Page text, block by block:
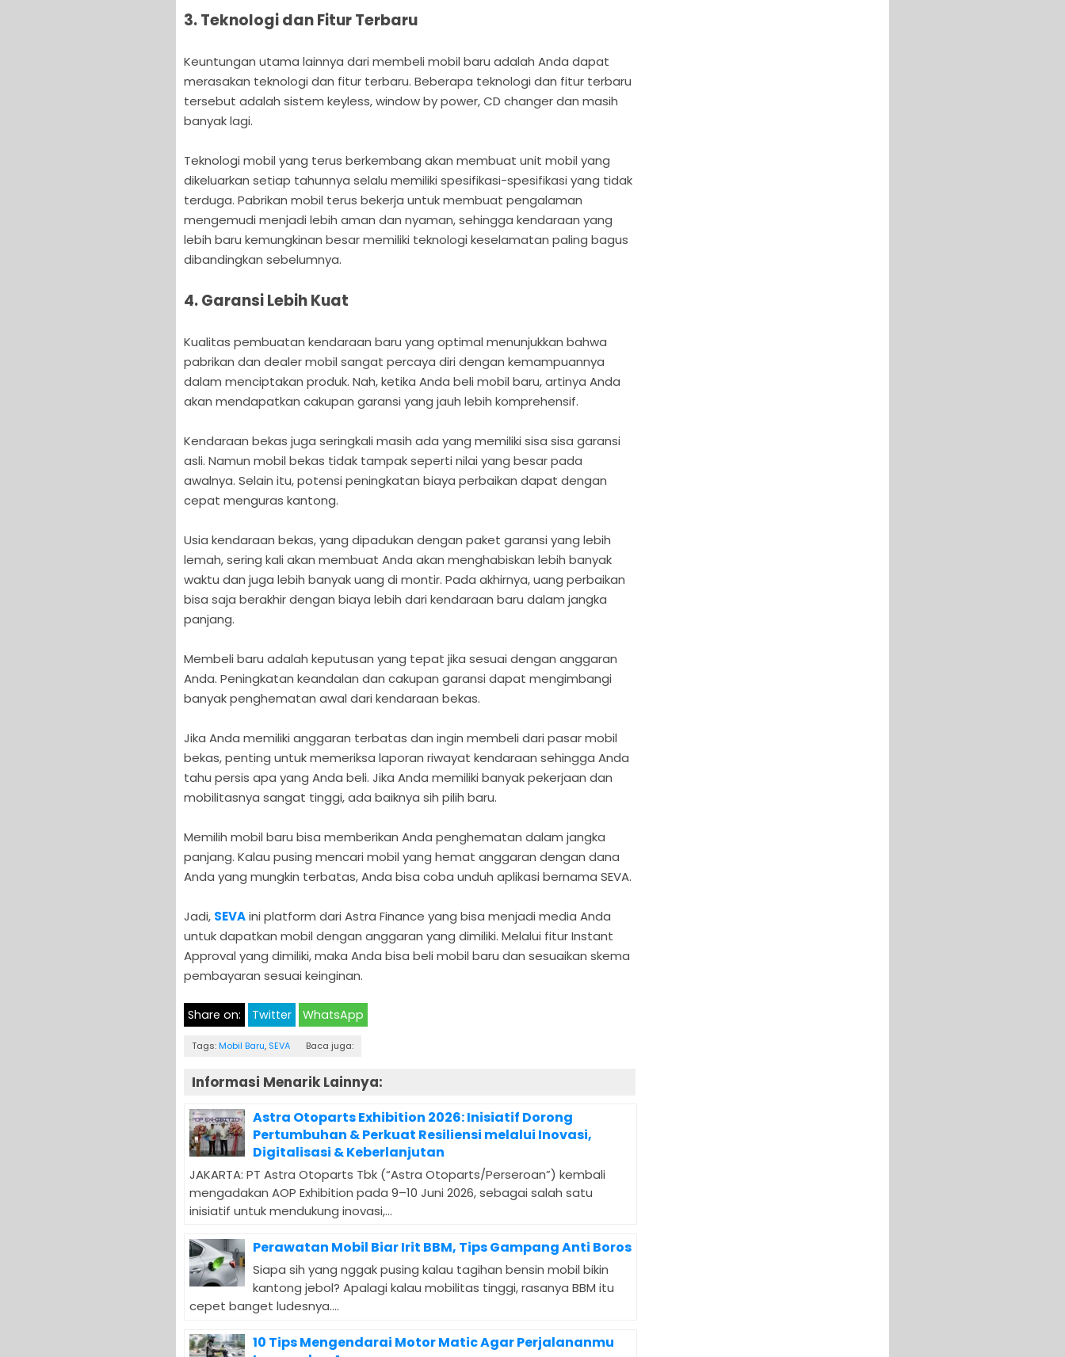
3. Teknologi dan Fitur Terbaru
Keuntungan utama lainnya dari membeli mobil baru adalah Anda dapat
merasakan teknologi dan fitur terbaru. Beberapa teknologi dan fitur terbaru
tersebut adalah sistem keyless, window by power, CD changer dan masih
banyak lagi.
Teknologi mobil yang terus berkembang akan membuat unit mobil yang
dikeluarkan setiap tahunnya selalu memiliki spesifikasi-spesifikasi yang tidak
terduga. Pabrikan mobil terus bekerja untuk membuat pengalaman
mengemudi menjadi lebih aman dan nyaman, sehingga kendaraan yang
lebih baru kemungkinan besar memiliki teknologi keselamatan paling bagus
dibandingkan sebelumnya.
4. Garansi Lebih Kuat
Kualitas pembuatan kendaraan baru yang optimal menunjukkan bahwa
pabrikan dan dealer mobil sangat percaya diri dengan kemampuannya
dalam menciptakan produk. Nah, ketika Anda beli mobil baru, artinya Anda
akan mendapatkan cakupan garansi yang jauh lebih komprehensif.
Kendaraan bekas juga seringkali masih ada yang memiliki sisa sisa garansi
asli. Namun mobil bekas tidak tampak seperti nilai yang besar pada
awalnya. Selain itu, potensi peningkatan biaya perbaikan dapat dengan
cepat menguras kantong.
Usia kendaraan bekas, yang dipadukan dengan paket garansi yang lebih
lemah, sering kali akan membuat Anda akan menghabiskan lebih banyak
waktu dan juga lebih banyak uang di montir. Pada akhirnya, uang perbaikan
bisa saja berakhir dengan biaya lebih dari kendaraan baru dalam jangka
panjang.
Membeli baru adalah keputusan yang tepat jika sesuai dengan anggaran
Anda. Peningkatan keandalan dan cakupan garansi dapat mengimbangi
banyak penghematan awal dari kendaraan bekas.
Jika Anda memiliki anggaran terbatas dan ingin membeli dari pasar mobil
bekas, penting untuk memeriksa laporan riwayat kendaraan sehingga Anda
tahu persis apa yang Anda beli. Jika Anda memiliki banyak pekerjaan dan
mobilitasnya sangat tinggi, ada baiknya sih pilih baru.
Memilih mobil baru bisa memberikan Anda penghematan dalam jangka
panjang. Kalau pusing mencari mobil yang hemat anggaran dengan dana
Anda yang mungkin terbatas, Anda bisa coba unduh aplikasi bernama SEVA.
Jadi, SEVAini platform dari Astra Finance yang bisa menjadi media Anda
untuk dapatkan mobil dengan anggaran yang dimiliki. Melalui fitur Instant
Approval yang dimiliki, maka Anda bisa beli mobil baru dan sesuaikan skema
pembayaran sesuai keinginan.
Share on: Twitter WhatsApp
Tags: Mobil Baru, SEVA Baca juga:
Informasi Menarik Lainnya:
Astra Otoparts Exhibition 2026: Inisiatif Dorong
Pertumbuhan & Perkuat Resiliensi melalui Inovasi,
Digitalisasi & Keberlanjutan
JAKARTA: PT Astra Otoparts Tbk (“Astra Otoparts/Perseroan”) kembali
mengadakan AOP Exhibition pada 9–10 Juni 2026, sebagai salah satu
inisiatif untuk mendukung inovasi,...
Perawatan Mobil Biar Irit BBM, Tips Gampang Anti Boros
Siapa sih yang nggak pusing kalau tagihan bensin mobil bikin
kantong jebol? Apalagi kalau mobilitas tinggi, rasanya BBM itu
cepet banget ludesnya....
10 Tips Mengendarai Motor Matic Agar Perjalananmu